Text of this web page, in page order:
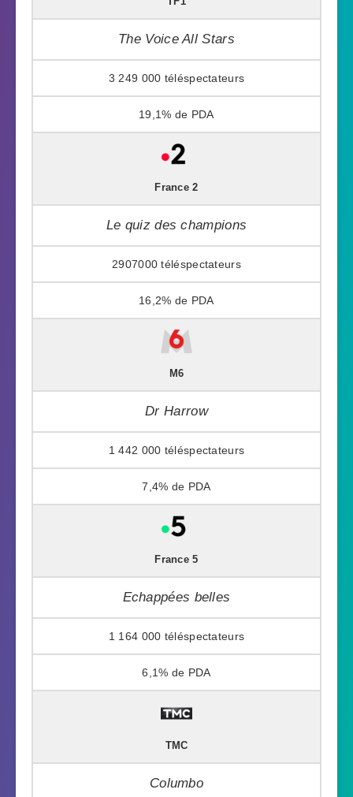
The Voice All Stars
3 249 000
19,1%
France 2
Le quiz des champions
2907000
16,2%
M6
Dr Harrow
1 442 000
7,4%
France 5
Echappées belles
1 164 000
6,1%
TMC
Columbo